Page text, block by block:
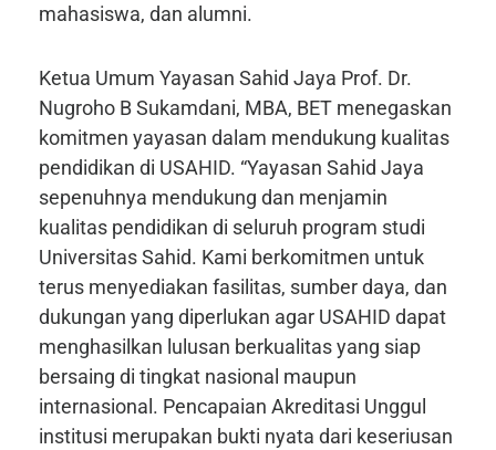
mahasiswa, dan alumni.
Ketua Umum Yayasan Sahid Jaya Prof. Dr.
Nugroho B Sukamdani, MBA, BET menegaskan
komitmen yayasan dalam mendukung kualitas
pendidikan di USAHID. “Yayasan Sahid Jaya
sepenuhnya mendukung dan menjamin
kualitas pendidikan di seluruh program studi
Universitas Sahid. Kami berkomitmen untuk
terus menyediakan fasilitas, sumber daya, dan
dukungan yang diperlukan agar USAHID dapat
menghasilkan lulusan berkualitas yang siap
bersaing di tingkat nasional maupun
internasional. Pencapaian Akreditasi Unggul
institusi merupakan bukti nyata dari keseriusan